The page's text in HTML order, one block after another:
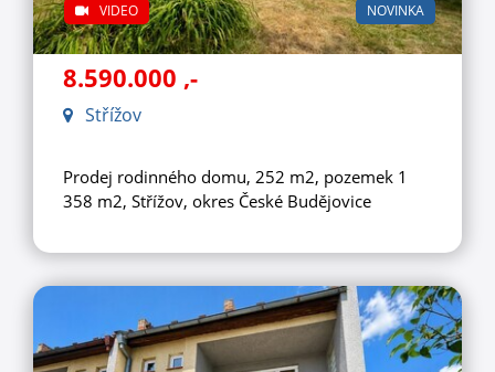
NOVINKA
VIDEO
8.590.000 ,-
Střížov
Prodej rodinného domu, 252 m2, pozemek 1
358 m2, Střížov, okres České Budějovice